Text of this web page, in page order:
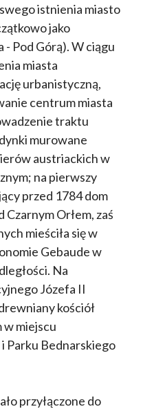
istnienia miasto
jako
Pod Górą). W ciągu
miasta
urbanistyczną,
centrum miasta
traktu
murowane
austriackich w
na pierwszy
przed 1784 dom
Orłem, zaś
mieściła się w
Gebaude w
Na
Józefa II
kościół
w miejscu
Parku Bednarskiego
przyłączone do